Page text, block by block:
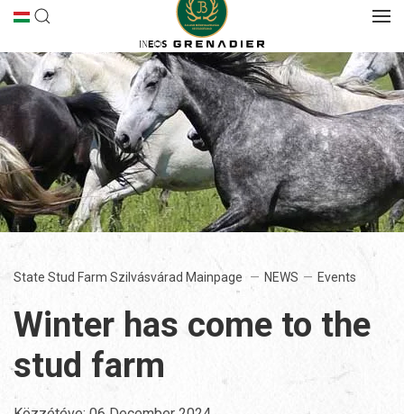
State Stud Farm Szilvásvárad Mainpage NEWS Events
Winter has come to the
stud farm